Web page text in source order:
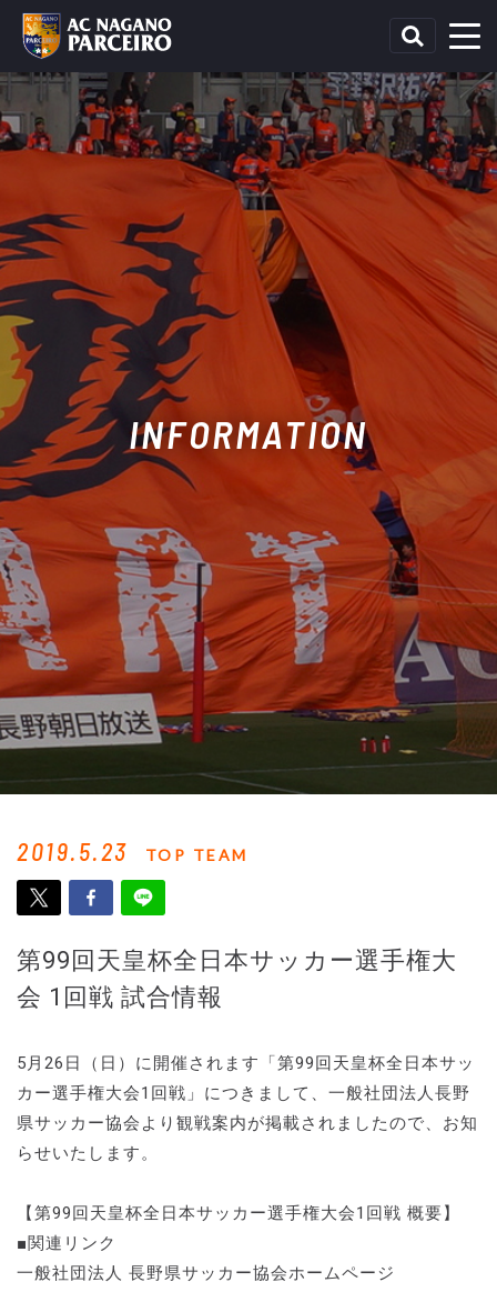
INFORMATION
2019.5.23 TOP TEAM
第99回天皇杯全日本サッカー選手権大
会 1回戦 試合情報
5月26日（日）に開催されます「第99回天皇杯全日本サッ
カー選手権大会1回戦」につきまして、一般社団法人長野
県サッカー協会より観戦案内が掲載されましたので、お知
らせいたします。
【第99回天皇杯全日本サッカー選手権大会1回戦 概要】
■関連リンク
一般社団法人 長野県サッカー協会ホームページ